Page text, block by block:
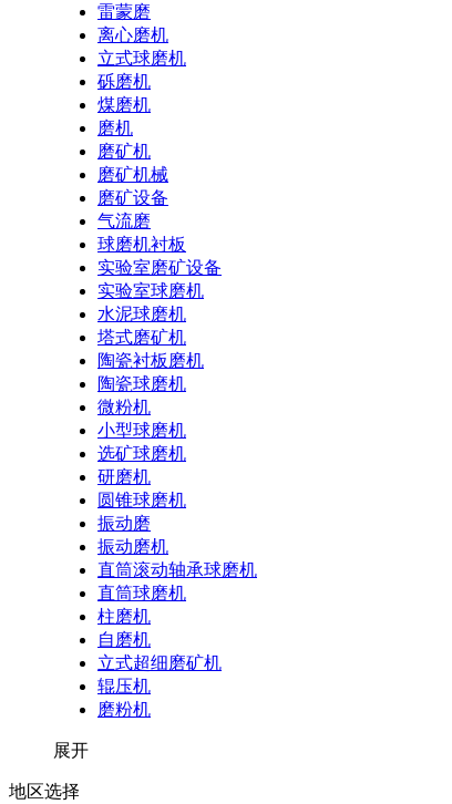
雷蒙磨
离心磨机
立式球磨机
砾磨机
煤磨机
磨机
磨矿机
磨矿机械
磨矿设备
气流磨
球磨机衬板
实验室磨矿设备
实验室球磨机
水泥球磨机
塔式磨矿机
陶瓷衬板磨机
陶瓷球磨机
微粉机
小型球磨机
选矿球磨机
研磨机
圆锥球磨机
振动磨
振动磨机
直筒滚动轴承球磨机
直筒球磨机
柱磨机
自磨机
立式超细磨矿机
辊压机
磨粉机
展开
地区选择